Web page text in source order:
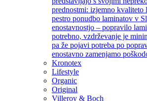
prednostmi: izjemno kvaliteto
pestro ponudbo laminatov v
enostavnostjo – popravilo
potrebno, vzdrževanje je
pa že pojavi potreba po
enostavno zamenjamo
Kronotex
Lifestyle
Organic
Original
Villeroy & Boch